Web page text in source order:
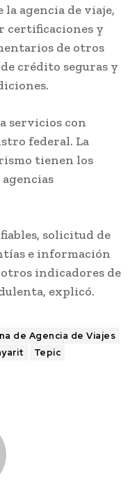
agencia de viaje,
certificaciones y
de otros
crédito seguras y
servicios con
federal. La
tienen los
solicitud de
e información
indicadores de
explicó.
de Agencia de Viajes
Tepic